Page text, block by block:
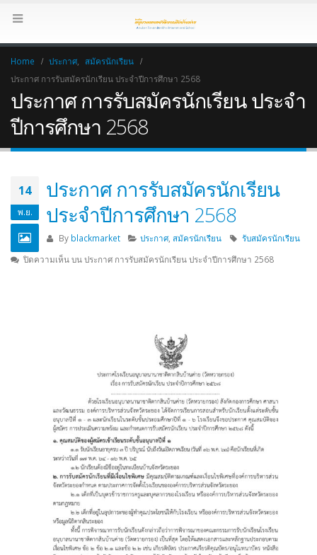
Home ประกาศ,
สมัครนักเรียน
ประกาศ การรับสมัครนักเรียน ประจำปีการศึกษา 2568
ประกาศ การรับสมัครนักเรียน ประจำ
ปีการศึกษา 2568
14
พ.ย.
ประกาศ การรับสมัครนักเรียน
ประจำปีการศึกษา 2568
By blackmarket ประกาศ,สมัครนักเรียน
รับสมัครนักเรียน
ปิดความเห็นบน ประกาศ การรับสมัครนักเรียน ประจำปีการศึกษา 2568